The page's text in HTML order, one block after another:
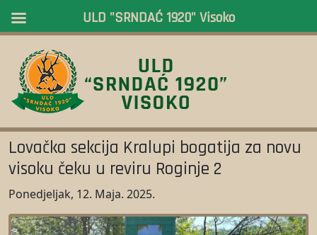
Lovačka sekcija Kralupi bogatija za novu
visoku čeku u reviru Roginje 2
Ponedjeljak, 12. Maja. 2025.
ULD "SRNDAĆ 1920" Visoko